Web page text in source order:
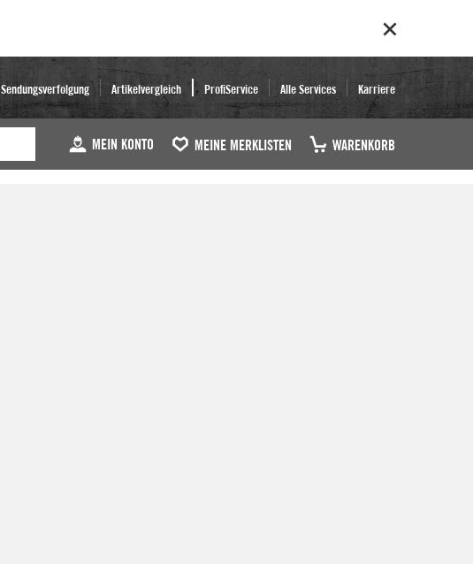
Sendungsverfolgung Artikelvergleich ProfiService Alle Services Karriere
MEIN KONTO MEINE MERKLISTEN WARENKORB